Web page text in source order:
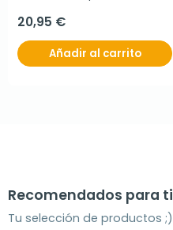
20,95 €
Añadir al carrito
Recomendados para ti
Tu selección de productos ;)